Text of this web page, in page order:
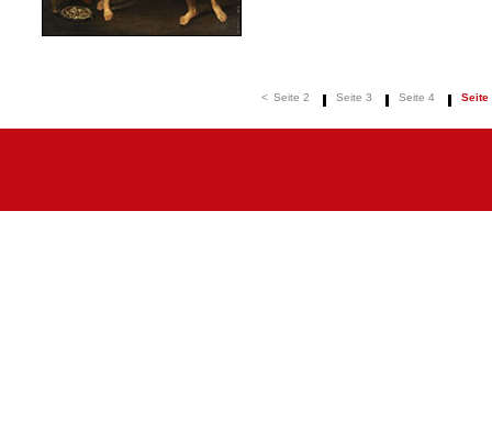
< Seite 2 Seite 3 Seite 4 Seite